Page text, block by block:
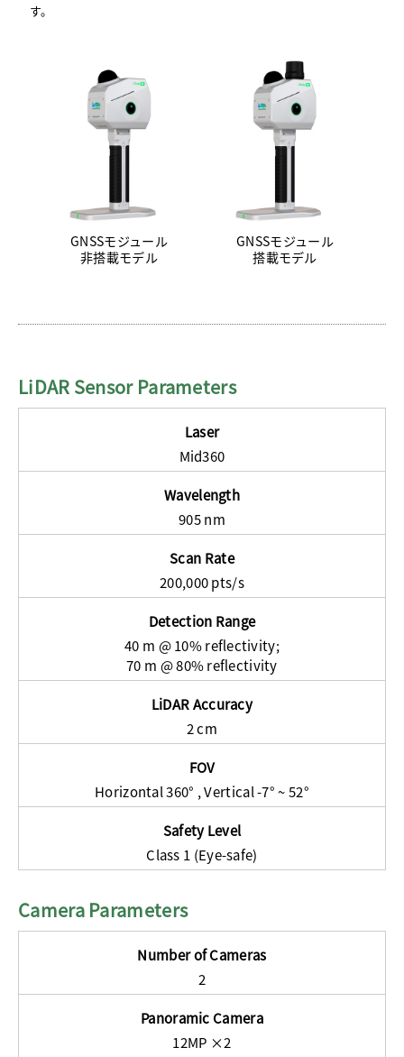
す。
GNSSモジュール
非搭載モデル
GNSSモジュール
搭載モデル
LiDAR Sensor Parameters
Laser
Mid360
Wavelength
905 nm
Scan Rate
200,000 pts/s
Detection Range
40 m @ 10% reflectivity;
70 m @ 80% reflectivity
LiDAR Accuracy
2 cm
FOV
Horizontal 360° , Vertical -7° ~ 52°
Safety Level
Class 1 (Eye-safe)
Camera Parameters
Number of Cameras
2
Panoramic Camera
12MP ×2